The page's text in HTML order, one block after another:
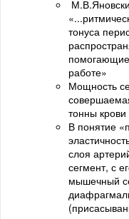
тонуса
помогающие
работе»
Мощность
тонны крови
В понятие
слоя
сегмент, с
мышечный